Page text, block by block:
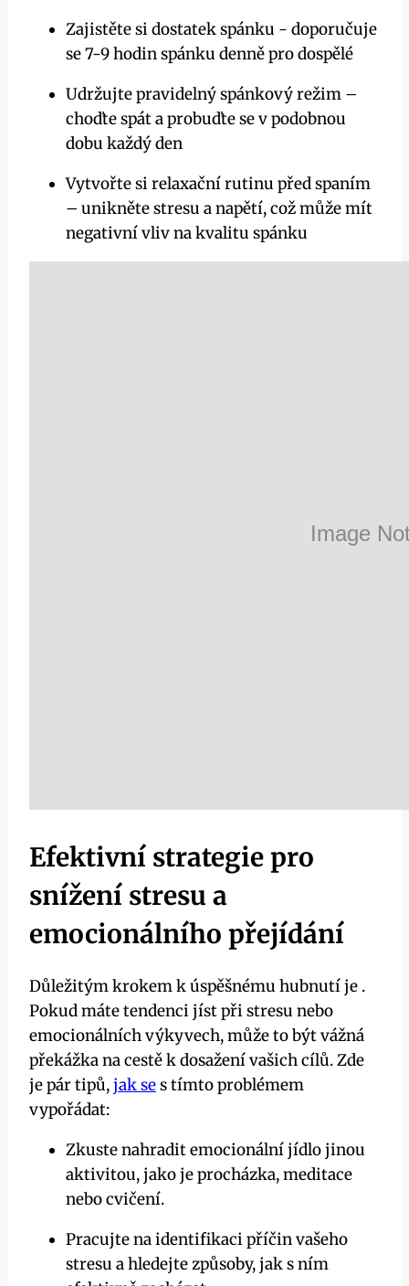
Zajistěte si dostatek spánku ‍- doporučuje
se 7-9 ⁤hodin spánku denně ​pro dospělé
Udržujte pravidelný ⁤spánkový režim –
choďte spát a probuďte se v podobnou
dobu každý den
Vytvořte si ‌relaxační rutinu⁢ před spaním
– unikněte ​stresu a napětí, což může mít
negativní ⁣vliv na kvalitu spánku
Efektivní⁢ strategie pro⁢
snížení⁣ stresu a
emocionálního​ přejídání
Důležitým krokem k úspěšnému hubnutí je .
Pokud máte ⁢tendenci jíst ​při ⁢stresu nebo
emocionálních výkyvech, může to‍ být vážná
překážka⁣ na cestě k dosažení vašich cílů. ⁤Zde
je pár tipů,jak ses ⁤tímto problémem
vypořádat:
Zkuste nahradit ​emocionální jídlo jinou
aktivitou,⁣ jako⁣ je‍ procházka,⁢ meditace
nebo cvičení.
Pracujte ⁤na identifikaci ‌příčin vašeho
stresu a hledejte způsoby, jak s ním